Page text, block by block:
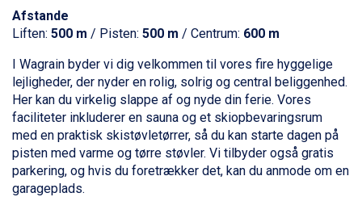
Saalbach fra DKK 5.945
Champoluc fra DKK 3.795
Sestriere fra DKK 4.395
Fieberbrunn fra DKK 6.145
Wagrain fra DKK 4.645
Ischgl fra DKK 7.095
St. Anton fra DKK 7.245
Zell am See fra DKK 4.095
Livigno fra DKK 4.145
Canazei fra DKK 4.745
Ponte di Legno fra DKK 4.745
Afstande
Liften: 500 m / Pisten: 500 m / Centrum: 600 m
I Wagrain byder vi dig velkommen til vores fire hyggelige
lejligheder, der nyder en rolig, solrig og central beliggenhed.
Her kan du virkelig slappe af og nyde din ferie. Vores
faciliteter inkluderer en sauna og et skiopbevaringsrum
med en praktisk skistøvletørrer, så du kan starte dagen på
pisten med varme og tørre støvler. Vi tilbyder også gratis
parkering, og hvis du foretrækker det, kan du anmode om en
garageplads.